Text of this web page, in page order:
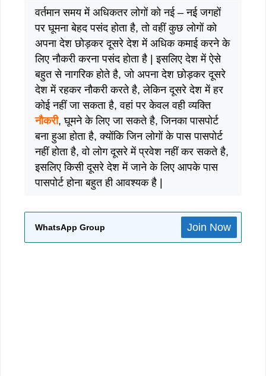
वर्तमान समय में अधिकतर लोगों को नई – नई जगहों
पर घूमना बेहद पसंद होता है, तो वहीं कुछ लोगों को
अपना देश छोड़कर दूसरे देश में अधिक कमाई करने के
लिए नौकरी करना पसंद होता है | इसलिए देश में ऐसे
बहुत से नागरिक होते है, जो अपना देश छोड़कर दूसरे
देश में रहकर नौकरी करते है, लेकिन दूसरे देश में हर
कोई नहीं जा सकता है, वहां पर केवल वही व्यक्ति
नौकरी, घूमने के लिए जा सकते है, जिनका पासपोर्ट
बना हुआ होता है, क्योंकि जिन लोगों के पास पासपोर्ट
नहीं होता है, वो लोग दूसरे में प्रवेश नहीं कर सकते है,
इसलिए किसी दूसरे देश में जाने के लिए आपके पास
पासपोर्ट होना बहुत ही आवश्यक है |
WhatsApp Group Join Now